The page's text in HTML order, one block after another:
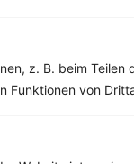
z. B. beim Teilen
Funktionen von